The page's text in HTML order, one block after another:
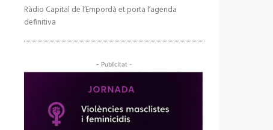
Ràdio Capital de l’Empordà et porta l’agenda
definitiva
- Publicitat -